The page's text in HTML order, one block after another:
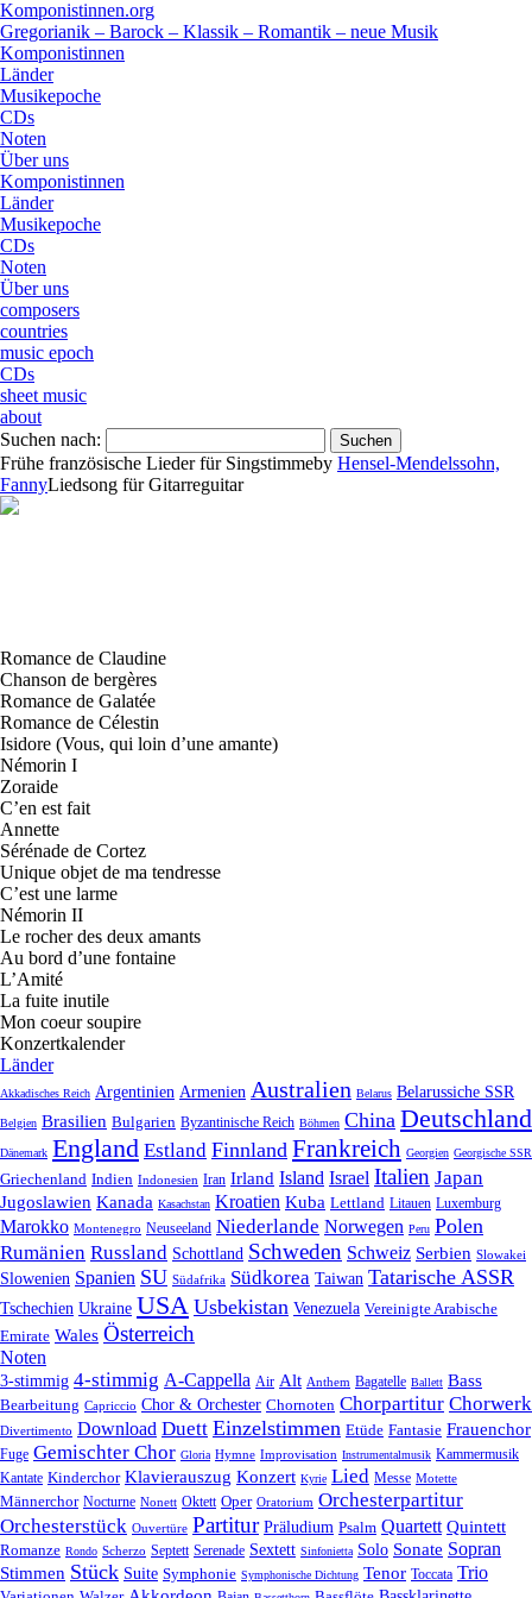
Komponistinnen.org
Gregorianik – Barock – Klassik – Romantik – neue Musik
Komponistinnen
Länder
Musikepoche
CDs
Noten
Über uns
Komponistinnen
Länder
Musikepoche
CDs
Noten
Über uns
composers
countries
music epoch
CDs
sheet music
about
Suchen nach:
Frühe französische Lieder für Singstimmeby Hensel-Mendelssohn,
FannyLiedsong fürGitarreguitar
Romance de Claudine
Chanson de bergères
Romance de Galatée
Romance de Célestin
Isidore (Vous, qui loin d’une amante)
Némorin I
Zoraide
C’en est fait
Annette
Sérénade de Cortez
Unique objet de ma tendresse
C’est une larme
Némorin II
Le rocher des deux amants
Au bord d’une fontaine
L’Amité
La fuite inutile
Mon coeur soupire
Konzertkalender
Länder
Akkadisches Reich Argentinien Armenien Australien Belarus Belarussiche SSR
Belgien Brasilien Bulgarien Byzantinische Reich Böhmen China Deutschland
Dänemark England Estland Finnland Frankreich Georgien Georgische SSR
Griechenland Indien Indonesien Iran Irland Island Israel Italien Japan
Jugoslawien Kanada Kasachstan Kroatien Kuba Lettland Litauen Luxemburg
Marokko Montenegro Neuseeland Niederlande Norwegen Peru Polen
Rumänien Russland Schottland Schweden Schweiz Serbien Slowakei
Slowenien Spanien SU Südafrika Südkorea Taiwan Tatarische ASSR
Tschechien Ukraine USA Usbekistan Venezuela Vereinigte Arabische
Emirate Wales Österreich
Noten
3-stimmig 4-stimmig A-Cappella Air Alt Anthem Bagatelle Ballett Bass
Bearbeitung Capriccio Chor & Orchester Chornoten Chorpartitur Chorwerk
Divertimento Download Duett Einzelstimmen Etüde Fantasie Frauenchor
Fuge Gemischter Chor Gloria Hymne Improvisation Instrumentalmusik Kammermusik
Kantate Kinderchor Klavierauszug Konzert Kyrie Lied Messe Motette
Männerchor Nocturne Nonett Oktett Oper Oratorium Orchesterpartitur
Orchesterstück Ouvertüre Partitur Präludium Psalm Quartett Quintett
Romanze Rondo Scherzo Septett Serenade Sextett Sinfonietta Solo Sonate Sopran
Stimmen Stück Suite Symphonie Symphonische Dichtung Tenor Toccata Trio